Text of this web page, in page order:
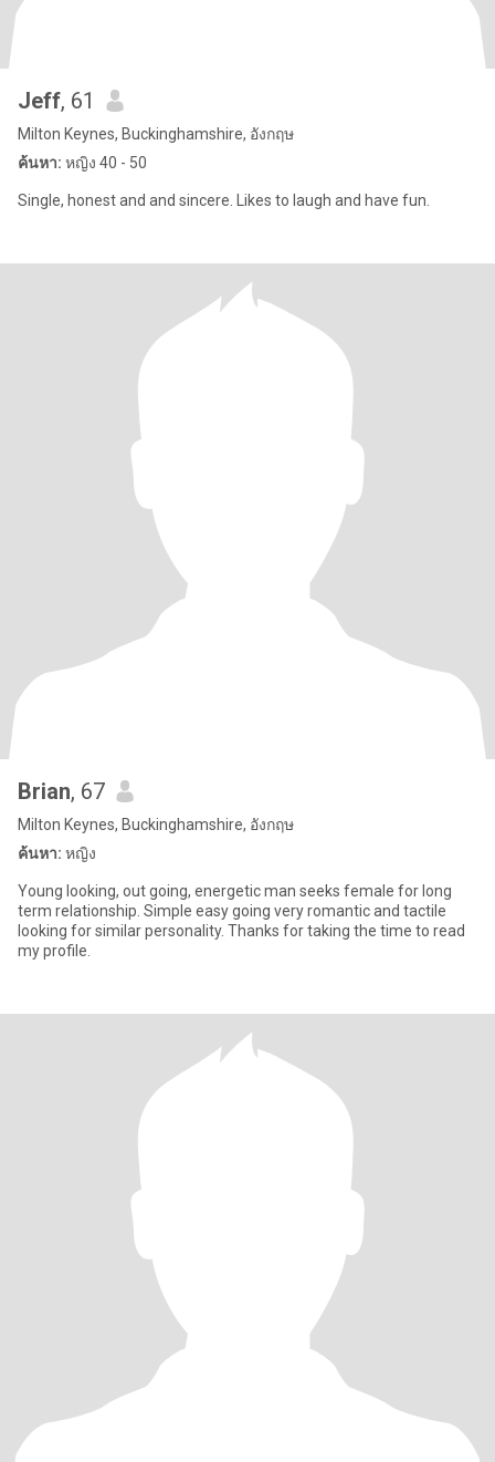
Jeff, 61
Milton Keynes, Buckinghamshire, อังกฤษ
ค้นหา: หญิง 40 - 50
Single, honest and and sincere. Likes to laugh and have fun.
Brian, 67
Milton Keynes, Buckinghamshire, อังกฤษ
ค้นหา: หญิง
Young looking, out going, energetic man seeks female for long
term relationship. Simple easy going very romantic and tactile
looking for similar personality. Thanks for taking the time to read
my profile.